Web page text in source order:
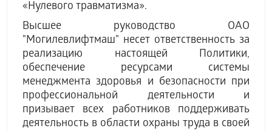
«Нулевого травматизма».
Высшее руководство ОАО
"Могилевлифтмаш" несет ответственность за
реализацию настоящей Политики,
обеспечение ресурсами системы
менеджмента здоровья и безопасности при
профессиональной деятельности и
призывает всех работников поддерживать
деятельность в области охраны труда в своей